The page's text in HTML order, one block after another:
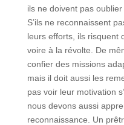
ils ne doivent pas
S’ils ne reconnaissent
leurs efforts, ils risquent
voire à la révolte. De
confier des missions
mais il doit aussi les
pas voir leur motivation
nous devons aussi
reconnaissance. Un